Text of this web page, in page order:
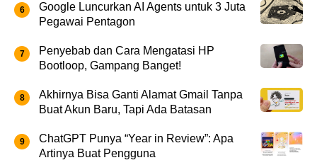
Google Luncurkan AI Agents untuk 3 Juta
Pegawai Pentagon
Penyebab dan Cara Mengatasi HP
Bootloop, Gampang Banget!
Akhirnya Bisa Ganti Alamat Gmail Tanpa
Buat Akun Baru, Tapi Ada Batasan
ChatGPT Punya “Year in Review”: Apa
Artinya Buat Pengguna